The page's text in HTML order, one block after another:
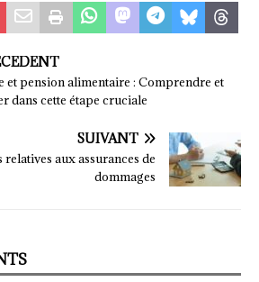
et pension alimentaire : Comprendre et
dans cette étape cruciale
SUIVANT
relatives aux assurances de
dommages